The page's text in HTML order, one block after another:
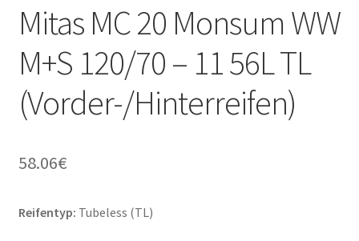
Mitas MC 20 Monsum WW
M+S 120/70 – 11 56L TL
(Vorder-/Hinterreifen)
58.06€
Reifentyp: Tubeless (TL)